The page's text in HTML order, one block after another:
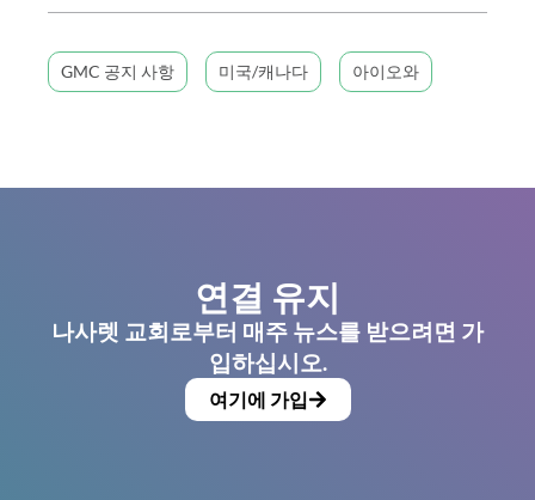
GMC 공지 사항 미국/캐나다 아이오와
연결 유지
나사렛 교회로부터 매주 뉴스를 받으려면 가
입하십시오.
여기에 가입